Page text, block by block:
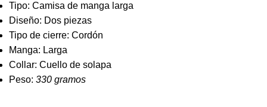
Tipo: Camisa de manga larga
Diseño: Dos piezas
Tipo de cierre: Cordón
Manga: Larga
Collar: Cuello de solapa
Peso: 330 gramos